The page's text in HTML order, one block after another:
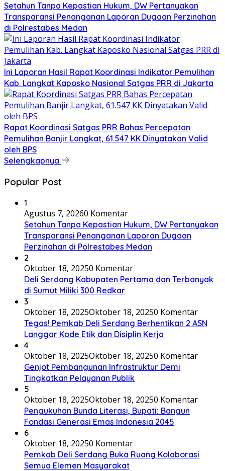
Setahun Tanpa Kepastian Hukum, DW Pertanyakan
Transparansi Penanganan Laporan Dugaan Perzinahan
di Polrestabes Medan
Ini Laporan Hasil Rapat Koordinasi Indikator Pemulihan
Kab. Langkat Kaposko Nasional Satgas PRR di Jakarta
Rapat Koordinasi Satgas PRR Bahas Percepatan
Pemulihan Banjir Langkat, 61.547 KK Dinyatakan Valid
oleh BPS
Selengkapnya
Popular Post
1
Agustus 7, 20260 Komentar
Setahun Tanpa Kepastian Hukum, DW Pertanyakan
Transparansi Penanganan Laporan Dugaan
Perzinahan di Polrestabes Medan
2
Oktober 18, 20250 Komentar
Deli Serdang Kabupaten Pertama dan Terbanyak
di Sumut Miliki 300 Redkar
3
Oktober 18, 2025Oktober 18, 20250 Komentar
Tegas! Pemkab Deli Serdang Berhentikan 2 ASN
Langgar Kode Etik dan Disiplin Kerja
4
Oktober 18, 2025Oktober 18, 20250 Komentar
Genjot Pembangunan Infrastruktur Demi
Tingkatkan Pelayanan Publik
5
Oktober 18, 2025Oktober 18, 20250 Komentar
Pengukuhan Bunda Literasi, Bupati: Bangun
Fondasi Generasi Emas Indonesia 2045
6
Oktober 18, 20250 Komentar
Pemkab Deli Serdang Buka Ruang Kolaborasi
Semua Elemen Masyarakat